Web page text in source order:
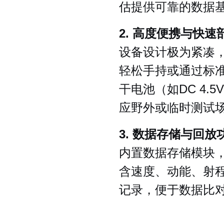
估提供可靠的数据
2. 高度便携与快速
设备设计极为紧凑
轻松手持或通过标
干电池（如DC
应野外或临时测试
3. 数据存储与回放
内置数据存储模块
含速度、动能、射
记录，便于数据比